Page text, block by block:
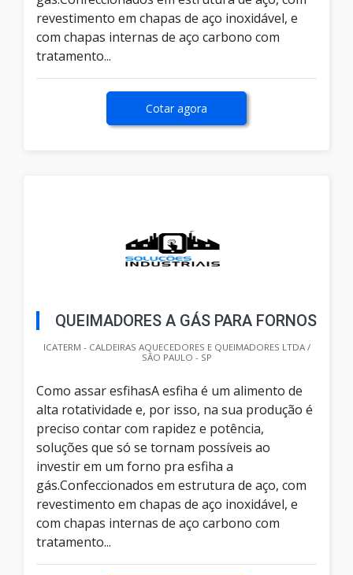
revestimento em chapas de aço inoxidável, e
com chapas internas de aço carbono com
tratamento...
Cotar agora
QUEIMADORES A GÁS PARA FORNOS
ICATERM - CALDEIRAS AQUECEDORES E QUEIMADORES LTDA /
SÃO PAULO - SP
Como assar esfihasA esfiha é um alimento de
alta rotatividade e, por isso, na sua produção é
preciso contar com rapidez e potência,
soluções que só se tornam possíveis ao
investir em um forno pra esfiha a
gás.Confeccionados em estrutura de aço, com
revestimento em chapas de aço inoxidável, e
com chapas internas de aço carbono com
tratamento...